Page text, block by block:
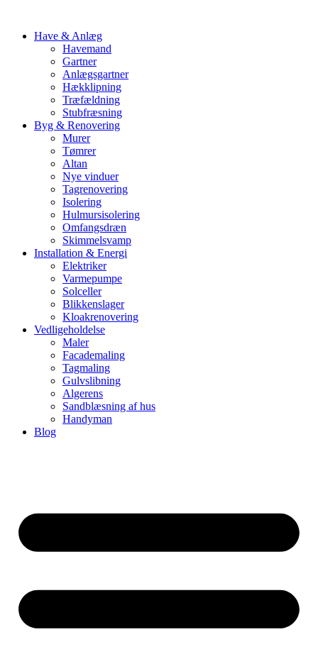
Have & Anlæg
Havemand
Gartner
Anlægsgartner
Hækklipning
Træfældning
Stubfræsning
Byg & Renovering
Murer
Tømrer
Altan
Nye vinduer
Tagrenovering
Isolering
Hulmursisolering
Omfangsdræn
Skimmelsvamp
Installation & Energi
Elektriker
Varmepumpe
Solceller
Blikkenslager
Kloakrenovering
Vedligeholdelse
Maler
Facademaling
Tagmaling
Gulvslibning
Algerens
Sandblæsning af hus
Handyman
Blog